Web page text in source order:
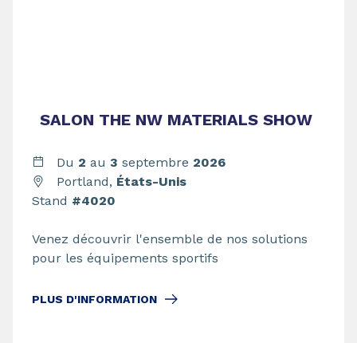
SALON THE NW MATERIALS SHOW
Du 2 au 3 septembre 2026
Portland, États-Unis
Stand #4020
Venez découvrir l'ensemble de nos solutions
pour les équipements sportifs
PLUS D'INFORMATION